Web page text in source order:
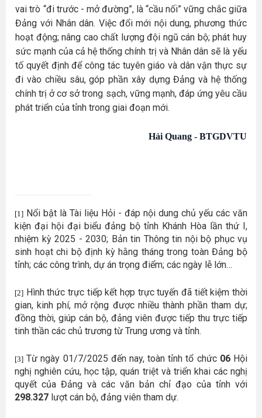
vai trò “đi trước - mở đường”, là “cầu nối” vững chắc giữa
Đảng với Nhân dân. Việc đổi mới nội dung, phương thức
hoạt động; nâng cao chất lượng đội ngũ cán bộ; phát huy
sức mạnh của cả hệ thống chính trị và Nhân dân sẽ là yếu
tố quyết định để công tác tuyên giáo và dân vận thực sự
đi vào chiều sâu, góp phần xây dựng Đảng và hệ thống
chính trị ở cơ sở trong sạch, vững mạnh, đáp ứng yêu cầu
phát triển của tỉnh trong giai đoạn mới.
Hải Quang - BTGDVTU
[1] Nổi bật là Tài liệu Hỏi - đáp nội dung chủ yếu các văn
kiện đại hội đại biểu đảng bộ tỉnh Khánh Hòa lần thứ I,
nhiệm kỳ 2025 - 2030; Bản tin Thông tin nội bộ phục vụ
sinh hoạt chi bộ định kỳ hằng tháng trong toàn Đảng bộ
tỉnh; các công trình, dự án trọng điểm; các ngày lễ lớn…
[2] Hình thức trực tiếp kết hợp trực tuyến đã tiết kiệm thời
gian, kinh phí, mở rộng được nhiều thành phần tham dự;
đồng thời, giúp cán bộ, đảng viên được tiếp thu trực tiếp
tinh thần các chủ trương từ Trung ương và tỉnh.
[3] Từ ngày 01/7/2025 đến nay, toàn tỉnh tổ chức 06 Hội
nghị nghiên cứu, học tập, quán triệt và triển khai các nghị
quyết của Đảng và các văn bản chỉ đạo của tỉnh với
298.327 lượt cán bộ, đảng viên tham dự.